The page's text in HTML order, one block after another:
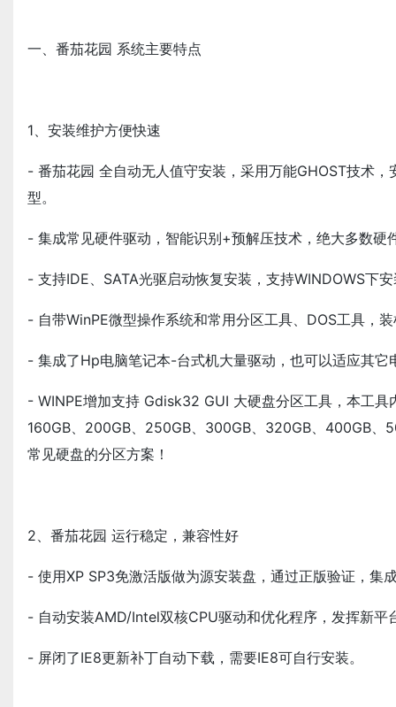
一、番茄花园 系统主要特点
1、安装维护方便快速
- 番茄花园 全自动无人值守安装，采用万能GHOST技术
型。
- 集成常见硬件驱动，智能识别+预解压技术，绝大多数
- 支持IDE、SATA光驱启动恢复安装，支持WINDOWS下
- 自带WinPE微型操作系统和常用分区工具、DOS工具，
- 集成了Hp电脑笔记本-台式机大量驱动，也可以适应其它
- WINPE增加支持 Gdisk32 GUI 大硬盘分区工具，本工
160GB、200GB、250GB、300GB、320GB、400GB、
常见硬盘的分区方案！
2、番茄花园 运行稳定，兼容性好
- 使用XP SP3免激活版做为源安装盘，通过正版验证，
- 自动安装AMD/Intel双核CPU驱动和优化程序，发挥新平
- 屏闭了IE8更新补丁自动下载，需要IE8可自行安装。